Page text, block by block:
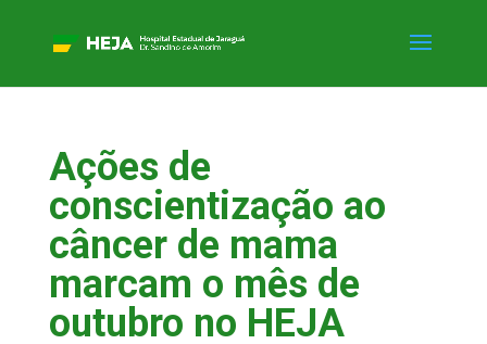
Ações de
conscientização ao
câncer de mama
marcam o mês de
outubro no HEJA